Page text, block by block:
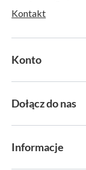
Kontakt
Konto
Dołącz do nas
Informacje